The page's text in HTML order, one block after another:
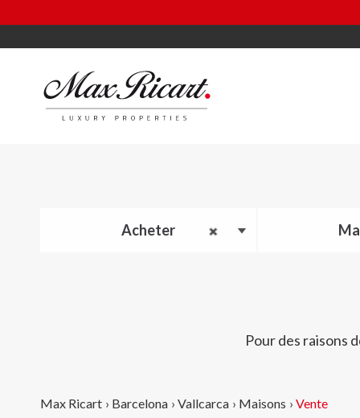
Acheter
Pour des raisons
Max Ricart › Barcelona › Vallcarca › Maisons › Vente